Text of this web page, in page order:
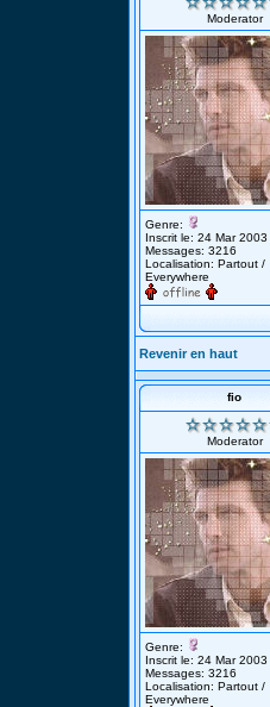
Moderator
Genre:
Inscrit le: 24 Mar 2003
Messages: 3216
Localisation: Partout /
Everywhere
Revenir en haut
fio
Moderator
Genre:
Inscrit le: 24 Mar 2003
Messages: 3216
Localisation: Partout /
Everywhere